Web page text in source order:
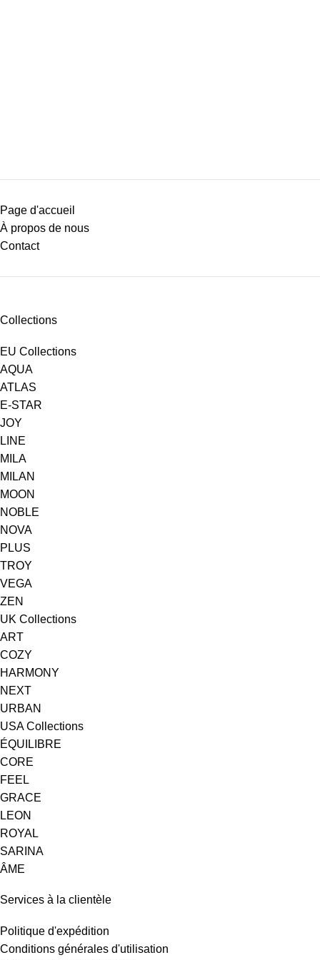
Page d'accueil
À propos de nous
Contact
Collections
EU Collections
AQUA
ATLAS
E-STAR
JOY
LINE
MILA
MILAN
MOON
NOBLE
NOVA
PLUS
TROY
VEGA
ZEN
UK Collections
ART
COZY
HARMONY
NEXT
URBAN
USA Collections
ÉQUILIBRE
CORE
FEEL
GRACE
LEON
ROYAL
SARINA
ÂME
Services à la clientèle
Politique d'expédition
Conditions générales d'utilisation